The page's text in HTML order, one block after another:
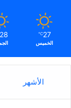
27
℃
الخميس
الأشهر